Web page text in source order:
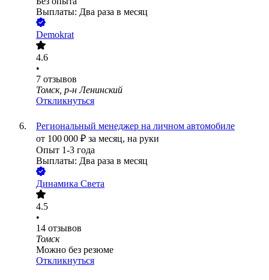
Выплаты: Два раза в месяц
Demokrat
4.6
•
7 отзывов
Томск, р-н Ленинский
Откликнуться
Региональный менеджер на личном автомобиле
от 100 000 ₽ за месяц, на руки
Опыт 1-3 года
Выплаты: Два раза в месяц
Динамика Света
4.5
•
14 отзывов
Томск
Можно без резюме
Откликнуться